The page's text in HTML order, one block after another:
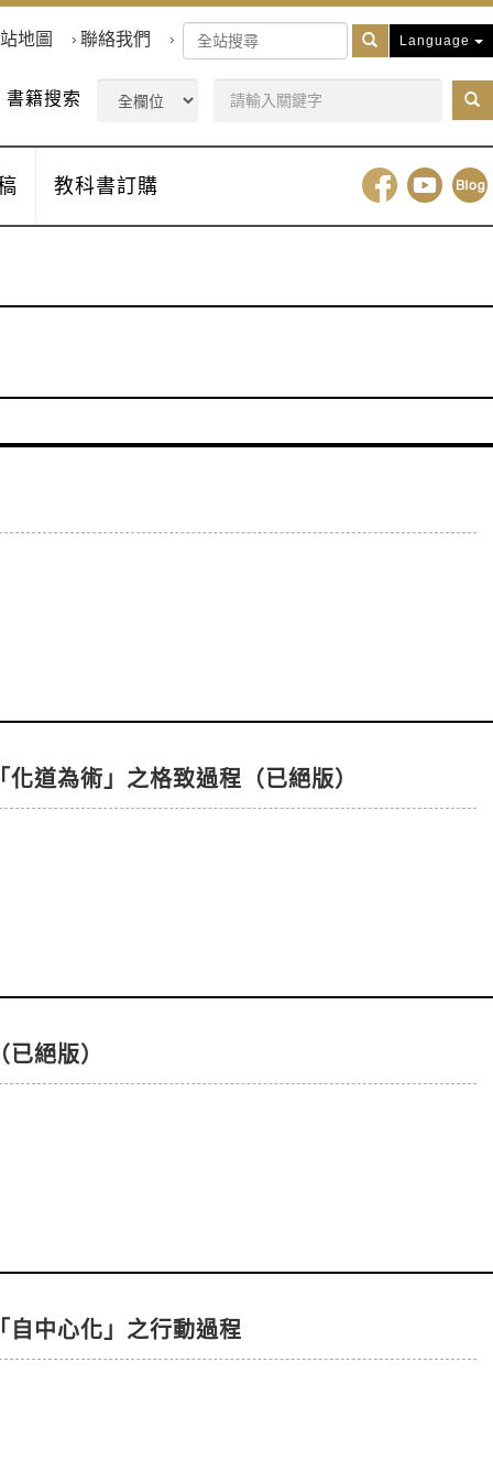
書籍搜索
地圖 聯絡我們
教科書訂購
Language
道為術」之格致過程（已絕版）
絕版）
中心化」之行動過程